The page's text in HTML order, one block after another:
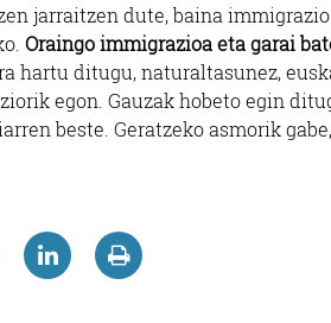
jarraitzen dute, baina immigrazio
Oraingo immigrazioa eta garai
hartu ditugu, naturaltasunez,
egon. Gauzak hobeto egin
beste. Geratzeko asmorik gabe,